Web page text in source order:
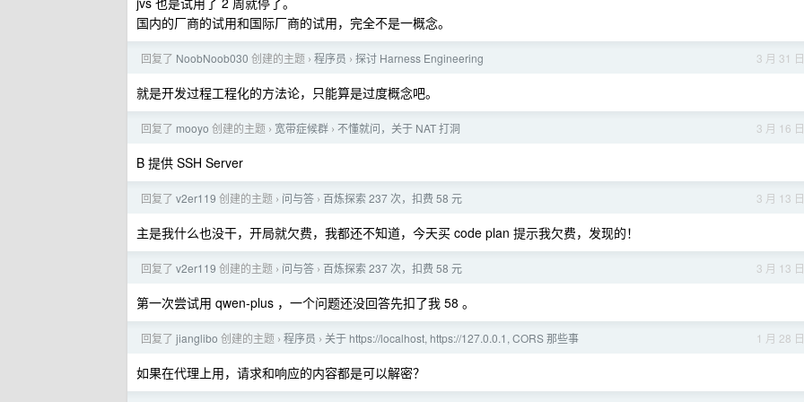
国内的厂商的试用和国际厂商的试用，完全不是一概念。
3 月 31 日
回复了 NoobNoob030 创建的主题 › 程序员 › 探讨 Harness Engineering
就是开发过程工程化的方法论，只能算是过度概念吧。
3 月 16 日
回复了 mooyo 创建的主题 › 宽带症候群 › 不懂就问，关于 NAT 打洞
B 提供 SSH Server
3 月 13 日
回复了 v2er119 创建的主题 › 问与答 › 百炼探索 237 次，扣费 58 元
主是我什么也没干，开局就欠费，我都还不知道，今天买 code plan 提示我欠费，发现的！
3 月 13 日
回复了 v2er119 创建的主题 › 问与答 › 百炼探索 237 次，扣费 58 元
第一次尝试用 qwen-plus ，一个问题还没回答先扣了我 58 。
1 月 28 日
回复了 jianglibo 创建的主题 › 程序员 › 关于 https://localhost, https://127.0.0.1, CORS 那些事
如果在代理上用，请求和响应的内容都是可以解密？